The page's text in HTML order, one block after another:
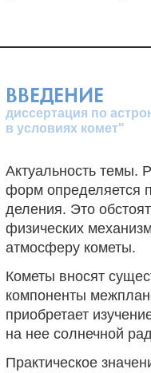
ВВЕДЕНИЕ
диссертация по
в условиях комет"
Актуальность темы.
форм определяется
деления. Это
физических
атмосферу кометы.
Кометы вносят
компоненты
приобретает
на нее солнечной
Практическое